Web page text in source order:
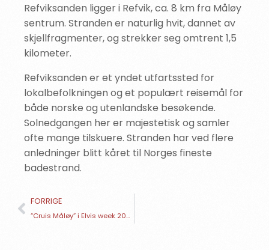
Refviksanden ligger i Refvik, ca. 8 km fra Måløy
sentrum. Stranden er naturlig hvit, dannet av
skjellfragmenter, og strekker seg omtrent 1,5
kilometer.
Refviksanden er et yndet utfartssted for
lokalbefolkningen og et populært reisemål for
både norske og utenlandske besøkende.
Solnedgangen her er majestetisk og samler
ofte mange tilskuere. Stranden har ved flere
anledninger blitt kåret til Norges fineste
badestrand.
FORRIGE
“Cruis Måløy” i Elvis week 2026